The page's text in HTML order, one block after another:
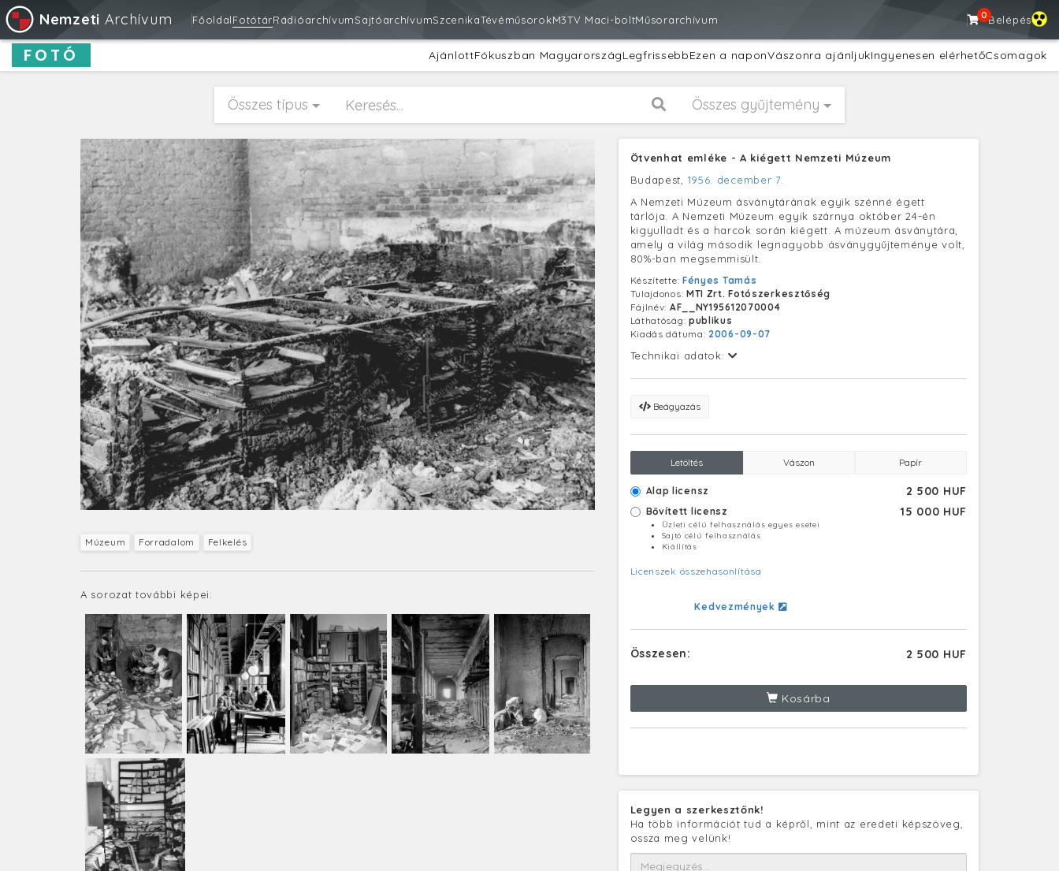
Nemzeti Archívum FőoldalFotótárRádióarchívumSajtóarchívumSzcenikaTévéműsorokM3TV Maci-boltMűsorarchívum 0Belépés
FOTÓ AjánlottFókuszban MagyarországLegfrissebbEzen a naponVászonra ajánljukIngyenesen elérhetőCsomagok
Összes típus Összes gyűjtemény
Múzeum Forradalom Felkelés
A sorozat további képei:
Ötvenhat emléke - A kiégett Nemzeti Múzeum
Budapest, 1956. december 7.
A Nemzeti Múzeum ásványtárának egyik szénné égett
tárlója. A Nemzeti Múzeum egyik szárnya október 24-én
kigyulladt és a harcok során kiégett. A múzeum ásványtára,
amely a világ második legnagyobb ásványgyűjteménye volt,
80%-ban megsemmisült.
Készítette: Fényes Tamás
Tulajdonos: MTI Zrt. Fotószerkesztőség
Fájlnév: AF__NY195612070004
Láthatóság: publikus
Kiadás dátuma: 2006-09-07
Technikai adatok:
Beágyazás
Letöltés Vászon Papír
Alap licensz 2 500 HUF
Bővített licensz 15 000 HUF
Üzleti célú felhasználás egyes esetei
Sajtó célú felhasználás
Kiállítás
Licenszek összehasonlítása
Kedvezmények
Összesen: 2 500 HUF
Kosárba
Legyen a szerkesztőnk!
Ha több információt tud a képről, mint az eredeti képszöveg,
ossza meg velünk!